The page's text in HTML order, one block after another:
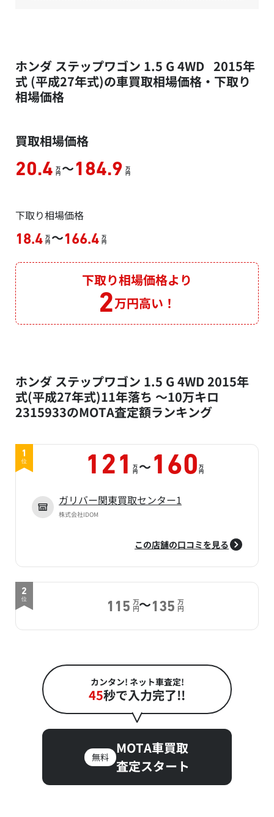
ホンダ ステップワゴン 1.5 G 4WD 2015年
式 (平成27年式)の車買取相場価格・下取り
相場価格
買取相場価格
20.4 万
円 ～184.9 万
円
下取り相場価格
18.4 万
円 ～166.4 万
円
下取り相場価格より
2万円高い！
ホンダ ステップワゴン 1.5 G 4WD 2015年
式(平成27年式)11年落ち ～10万キロ
2315933のMOTA査定額ランキング
1
位 121 万
円 ～ 160 万
円
ガリバー関東買取センター1
株式会社IDOM
この店舗の口コミを見る
2
位
115 万
円～135 万
円
カンタン! ネット車査定!
45秒で入力完了!!
無料
MOTA車買取
査定スタート